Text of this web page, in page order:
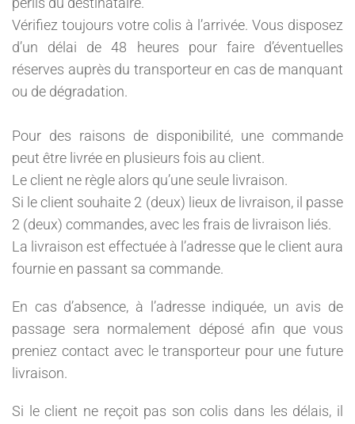
Vérifiez toujours votre colis à l’arrivée. Vous disposez
d’un délai de 48 heures pour faire d’éventuelles
réserves auprès du transporteur en cas de manquant
ou de dégradation.
Pour des raisons de disponibilité, une commande
peut être livrée en plusieurs fois au client.
Le client ne règle alors qu’une seule livraison.
Si le client souhaite 2 (deux) lieux de livraison, il passe
2 (deux) commandes, avec les frais de livraison liés.
La livraison est effectuée à l’adresse que le client aura
fournie en passant sa commande.
En cas d’absence, à l’adresse indiquée, un avis de
passage sera normalement déposé afin que vous
preniez contact avec le transporteur pour une future
livraison.
Si le client ne reçoit pas son colis dans les délais, il